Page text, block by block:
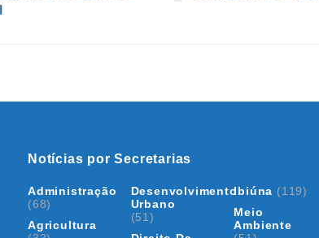
Notícias por Secretarias
Administração
(68)
Agricultura
Desenvolvimento
Urbano
(51)
Ibiúna (119)
Meio
Ambiente